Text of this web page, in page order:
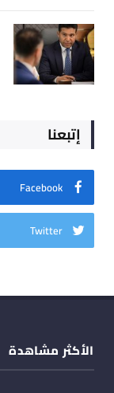
إتبعنا
Facebook
Twitter
الأكثر مشاهدة